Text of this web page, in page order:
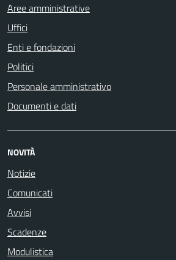
Aree amministrative
Uffici
Enti e fondazioni
Politici
Personale amministrativo
Documenti e dati
NOVITÀ
Notizie
Comunicati
Avvisi
Scadenze
Modulistica